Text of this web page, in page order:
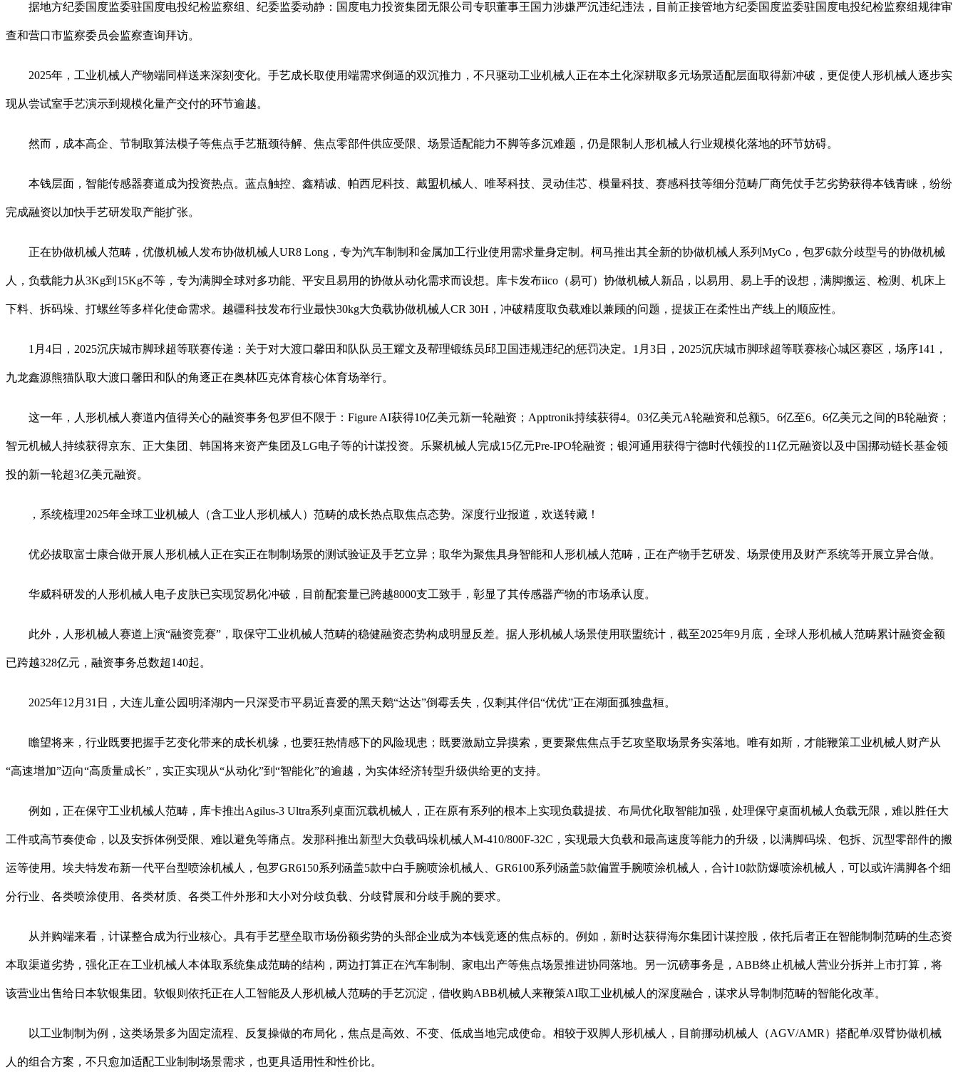
据地方纪委国度监委驻国度电投纪检监察组、纪委监委动静：国度电力投资集团无限公司专职董事王国力涉嫌严沉违纪违法，目前正接管地方纪委国度监委驻国度电投纪检监察组规律审
查和营口市监察委员会监察查询拜访。
2025年，工业机械人产物端同样送来深刻变化。手艺成长取使用端需求倒逼的双沉推力，不只驱动工业机械人正在本土化深耕取多元场景适配层面取得新冲破，更促使人形机械人逐步实
现从尝试室手艺演示到规模化量产交付的环节逾越。
然而，成本高企、节制取算法模子等焦点手艺瓶颈待解、焦点零部件供应受限、场景适配能力不脚等多沉难题，仍是限制人形机械人行业规模化落地的环节妨碍。
本钱层面，智能传感器赛道成为投资热点。蓝点触控、鑫精诚、帕西尼科技、戴盟机械人、唯琴科技、灵动佳芯、模量科技、赛感科技等细分范畴厂商凭仗手艺劣势获得本钱青睐，纷纷
完成融资以加快手艺研发取产能扩张。
正在协做机械人范畴，优傲机械人发布协做机械人UR8 Long，专为汽车制制和金属加工行业使用需求量身定制。柯马推出其全新的协做机械人系列MyCo，包罗6款分歧型号的协做机械
人，负载能力从3Kg到15Kg不等，专为满脚全球对多功能、平安且易用的协做从动化需求而设想。库卡发布iico（易可）协做机械人新品，以易用、易上手的设想，满脚搬运、检测、机床上
下料、拆码垛、打螺丝等多样化使命需求。越疆科技发布行业最快30kg大负载协做机械人CR 30H，冲破精度取负载难以兼顾的问题，提拔正在柔性出产线上的顺应性。
1月4日，2025沉庆城市脚球超等联赛传递：关于对大渡口馨田和队队员王耀文及帮理锻练员邱卫国违规违纪的惩罚决定。1月3日，2025沉庆城市脚球超等联赛核心城区赛区，场序141，
九龙鑫源熊猫队取大渡口馨田和队的角逐正在奥林匹克体育核心体育场举行。
这一年，人形机械人赛道内值得关心的融资事务包罗但不限于：Figure AI获得10亿美元新一轮融资；Apptronik持续获得4。03亿美元A轮融资和总额5。6亿至6。6亿美元之间的B轮融资；
智元机械人持续获得京东、正大集团、韩国将来资产集团及LG电子等的计谋投资。乐聚机械人完成15亿元Pre-IPO轮融资；银河通用获得宁德时代领投的11亿元融资以及中国挪动链长基金领
投的新一轮超3亿美元融资。
，系统梳理2025年全球工业机械人（含工业人形机械人）范畴的成长热点取焦点态势。深度行业报道，欢送转藏！
优必拔取富士康合做开展人形机械人正在实正在制制场景的测试验证及手艺立异；取华为聚焦具身智能和人形机械人范畴，正在产物手艺研发、场景使用及财产系统等开展立异合做。
华威科研发的人形机械人电子皮肤已实现贸易化冲破，目前配套量已跨越8000支工致手，彰显了其传感器产物的市场承认度。
此外，人形机械人赛道上演“融资竞赛”，取保守工业机械人范畴的稳健融资态势构成明显反差。据人形机械人场景使用联盟统计，截至2025年9月底，全球人形机械人范畴累计融资金额
已跨越328亿元，融资事务总数超140起。
2025年12月31日，大连儿童公园明泽湖内一只深受市平易近喜爱的黑天鹅“达达”倒霉丢失，仅剩其伴侣“优优”正在湖面孤独盘桓。
瞻望将来，行业既要把握手艺变化带来的成长机缘，也要狂热情感下的风险现患；既要激励立异摸索，更要聚焦焦点手艺攻坚取场景务实落地。唯有如斯，才能鞭策工业机械人财产从
“高速增加”迈向“高质量成长”，实正实现从“从动化”到“智能化”的逾越，为实体经济转型升级供给更的支持。
例如，正在保守工业机械人范畴，库卡推出Agilus-3 Ultra系列桌面沉载机械人，正在原有系列的根本上实现负载提拔、布局优化取智能加强，处理保守桌面机械人负载无限，难以胜任大
工件或高节奏使命，以及安拆体例受限、难以避免等痛点。发那科推出新型大负载码垛机械人M-410/800F-32C，实现最大负载和最高速度等能力的升级，以满脚码垛、包拆、沉型零部件的搬
运等使用。埃夫特发布新一代平台型喷涂机械人，包罗GR6150系列涵盖5款中白手腕喷涂机械人、GR6100系列涵盖5款偏置手腕喷涂机械人，合计10款防爆喷涂机械人，可以或许满脚各个细
分行业、各类喷涂使用、各类材质、各类工件外形和大小对分歧负载、分歧臂展和分歧手腕的要求。
从并购端来看，计谋整合成为行业核心。具有手艺壁垒取市场份额劣势的头部企业成为本钱竞逐的焦点标的。例如，新时达获得海尔集团计谋控股，依托后者正在智能制制范畴的生态资
本取渠道劣势，强化正在工业机械人本体取系统集成范畴的结构，两边打算正在汽车制制、家电出产等焦点场景推进协同落地。另一沉磅事务是，ABB终止机械人营业分拆并上市打算，将
该营业出售给日本软银集团。软银则依托正在人工智能及人形机械人范畴的手艺沉淀，借收购ABB机械人来鞭策AI取工业机械人的深度融合，谋求从导制制范畴的智能化改革。
以工业制制为例，这类场景多为固定流程、反复操做的布局化，焦点是高效、不变、低成当地完成使命。相较于双脚人形机械人，目前挪动机械人（AGV/AMR）搭配单/双臂协做机械
人的组合方案，不只愈加适配工业制制场景需求，也更具适用性和性价比。